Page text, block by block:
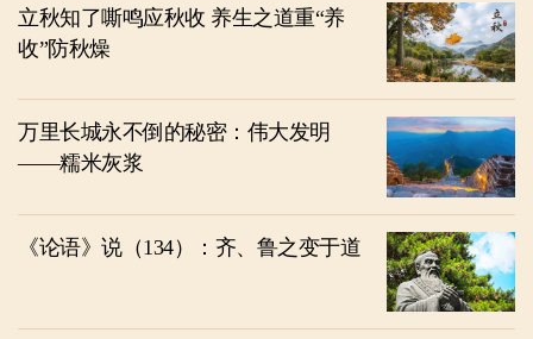
立秋知了嘶鸣应秋收 养生之道重“养
收”防秋燥
万里长城永不倒的秘密：伟大发明
——糯米灰浆
《论语》说（134）：齐、鲁之变于道